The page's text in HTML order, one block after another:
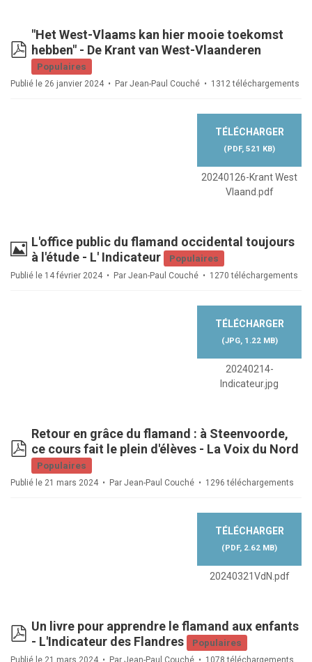
pdf
"Het West-Vlaams kan hier mooie toekomst
hebben" - De Krant van West-Vlaanderen
Populaires
Publié le 26 janvier 2024 Par Jean-Paul Couché 1312 téléchargements
TÉLÉCHARGER
(PDF, 521 KB)
20240126-Krant West
Vlaand.pdf
Image
L'office public du flamand occidental toujours
à l'étude - L' Indicateur
Populaires
Publié le 14 février 2024 Par Jean-Paul Couché 1270 téléchargements
TÉLÉCHARGER
(JPG, 1.22 MB)
20240214-
Indicateur.jpg
pdf
Retour en grâce du flamand : à Steenvoorde,
ce cours fait le plein d'élèves - La Voix du Nord
Populaires
Publié le 21 mars 2024 Par Jean-Paul Couché 1296 téléchargements
TÉLÉCHARGER
(PDF, 2.62 MB)
20240321VdN.pdf
pdf
Un livre pour apprendre le flamand aux enfants
- L'Indicateur des Flandres
Populaires
Publié le 21 mars 2024 Par Jean-Paul Couché 1078 téléchargements